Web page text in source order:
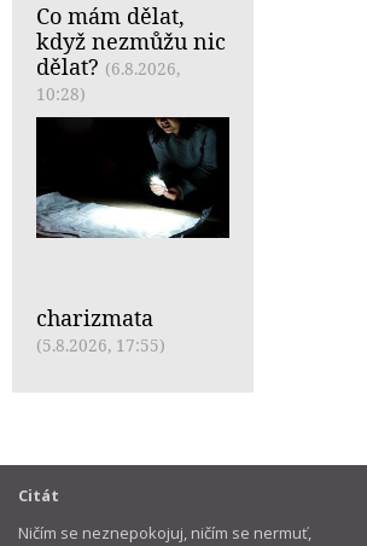
Co mám dělat,
když nezmůžu nic
dělat? (6.8.2026,
10:28)
charizmata
(5.8.2026, 17:55)
Citát
Ničím se neznepokojuj, ničím se nermuť,